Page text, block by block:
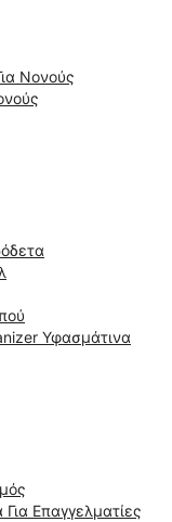
Νονούς
Υφασμάτινα
Επαγγελματίες